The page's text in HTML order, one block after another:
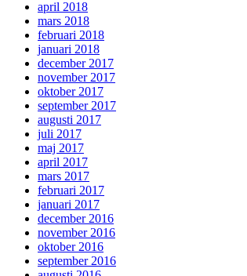
april 2018
mars 2018
februari 2018
januari 2018
december 2017
november 2017
oktober 2017
september 2017
augusti 2017
juli 2017
maj 2017
april 2017
mars 2017
februari 2017
januari 2017
december 2016
november 2016
oktober 2016
september 2016